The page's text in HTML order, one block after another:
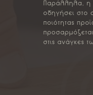
Παράλληλα, η
οδηγήσει στο
ποιότητας
στις ανάγκες